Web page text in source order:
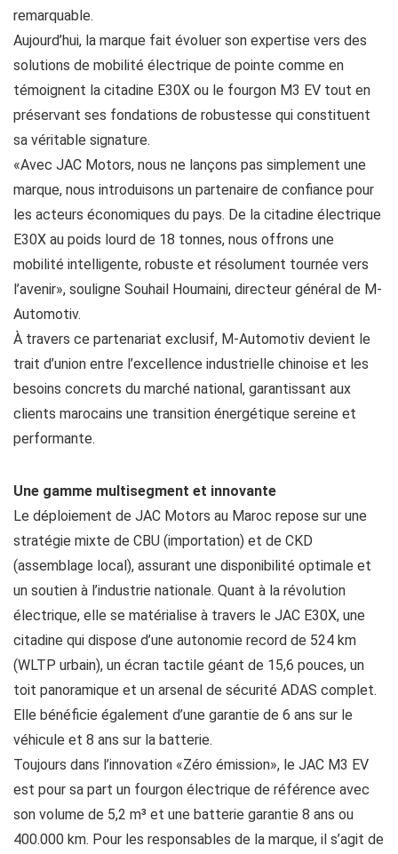
remarquable.
Aujourd’hui, la marque fait évoluer son expertise vers des
solutions de mobilité électrique de pointe comme en
témoignent la citadine E30X ou le fourgon M3 EV tout en
préservant ses fondations de robustesse qui constituent
sa véritable signature.
«Avec JAC Motors, nous ne lançons pas simplement une
marque, nous introduisons un partenaire de confiance pour
les acteurs économiques du pays. De la citadine électrique
E30X au poids lourd de 18 tonnes, nous offrons une
mobilité intelligente, robuste et résolument tournée vers
l’avenir», souligne Souhail Houmaini, directeur général de M-
Automotiv.
À travers ce partenariat exclusif, M-Automotiv devient le
trait d’union entre l’excellence industrielle chinoise et les
besoins concrets du marché national, garantissant aux
clients marocains une transition énergétique sereine et
performante.
Une gamme multisegment et innovante
Le déploiement de JAC Motors au Maroc repose sur une
stratégie mixte de CBU (importation) et de CKD
(assemblage local), assurant une disponibilité optimale et
un soutien à l’industrie nationale. Quant à la révolution
électrique, elle se matérialise à travers le JAC E30X, une
citadine qui dispose d’une autonomie record de 524 km
(WLTP urbain), un écran tactile géant de 15,6 pouces, un
toit panoramique et un arsenal de sécurité ADAS complet.
Elle bénéficie également d’une garantie de 6 ans sur le
véhicule et 8 ans sur la batterie.
Toujours dans l’innovation «Zéro émission», le JAC M3 EV
est pour sa part un fourgon électrique de référence avec
son volume de 5,2 m³ et une batterie garantie 8 ans ou
400.000 km. Pour les responsables de la marque, il s’agit de